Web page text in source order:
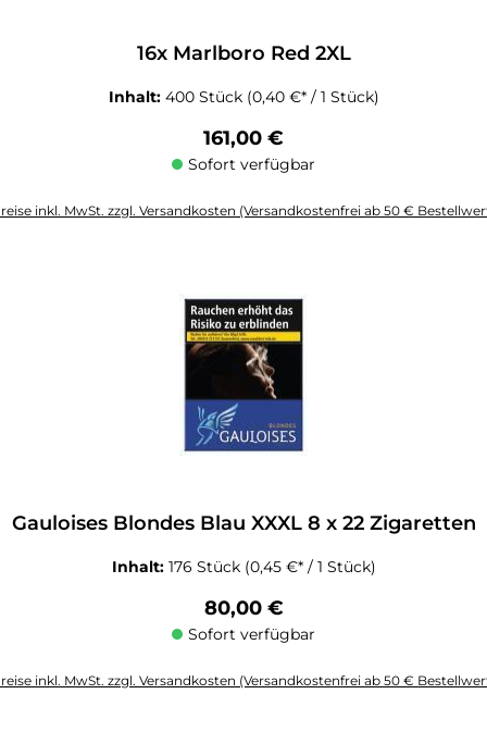
16x Marlboro Red 2XL
Inhalt: 400 Stück (0,40 €* / 1 Stück)
Regulärer Preis:
161,00 €
Sofort verfügbar
inkl. MwSt. zzgl. Versandkosten (Versandkostenfrei ab 50 €
Gauloises Blondes Blau XXXL 8 x 22 Zigaretten
Inhalt: 176 Stück (0,45 €* / 1 Stück)
Regulärer Preis:
80,00 €
Sofort verfügbar
inkl. MwSt. zzgl. Versandkosten (Versandkostenfrei ab 50 €